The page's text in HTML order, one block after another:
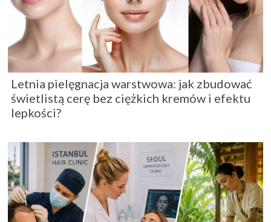
Letnia pielęgnacja warstwowa: jak zbudować
świetlistą cerę bez ciężkich kremów i efektu
lepkości?